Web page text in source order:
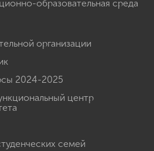
образовательная среда
организации
2024-2025
центр
семей